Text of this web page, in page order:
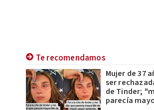
Te recomendamos
Mujer de 37
ser
de Tinder;
parecía